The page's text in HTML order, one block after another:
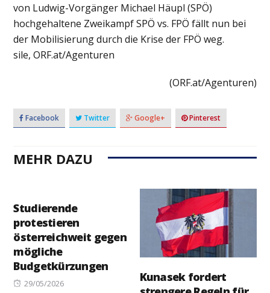
von Ludwig-Vorgänger Michael Häupl (SPÖ)
hochgehaltene Zweikampf SPÖ vs. FPÖ fällt nun bei
der Mobilisierung durch die Krise der FPÖ weg.
sile, ORF.at/Agenturen
(ORF.at/Agenturen)
Facebook Twitter Google+ Pinterest
MEHR DAZU
Studierende
protestieren
österreichweit gegen
mögliche
Budgetkürzungen
Posted
29/05/2026
Kunasek fordert